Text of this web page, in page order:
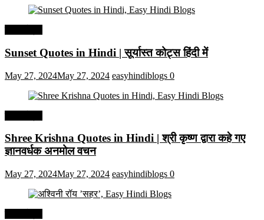
Sunset Quotes in Hindi | सूर्यास्त कोट्स हिंदी में
May 27, 2024May 27, 2024 easyhindiblogs 0
Shree Krishna Quotes in Hindi | श्री कृष्ण द्वारा कहे गए
ज्ञानवर्धक अनमोल वचन
May 27, 2024May 27, 2024 easyhindiblogs 0